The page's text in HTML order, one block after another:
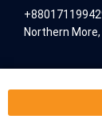
Northern